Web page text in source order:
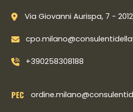
Via Giovanni Aurispa, 7 -
+390258308188
PEC